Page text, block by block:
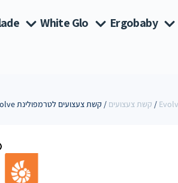
Ergobaby
White Glo
/ קשת צעצועים / קשת צעצועים לטרמפולינת evolve – אפור בהיר